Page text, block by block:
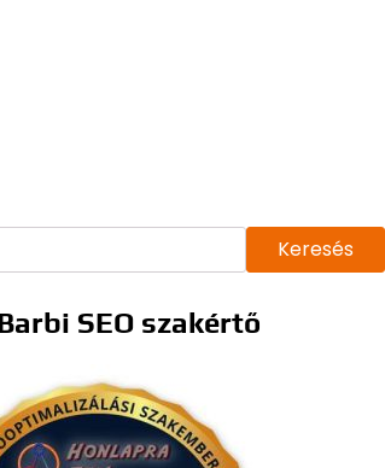
Keresés
SEO szakértő